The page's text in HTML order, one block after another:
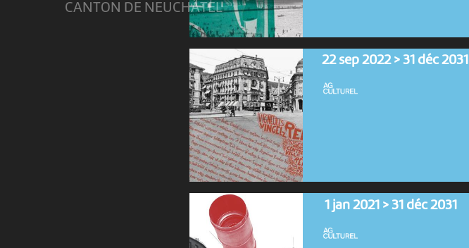
CANTON DE NEUCHÂTEL
22 sep 2022 > 31 déc 2031
1 jan 2021 > 31 déc 2031